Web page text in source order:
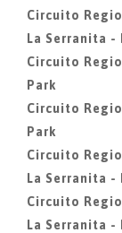
Circuito
La Serranita -
Circuito
Park
Circuito
Park
Circuito
La Serranita -
Circuito
La Serranita -